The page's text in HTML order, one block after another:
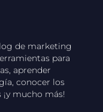
de marketing
para
aprender
conocer los
mucho más!